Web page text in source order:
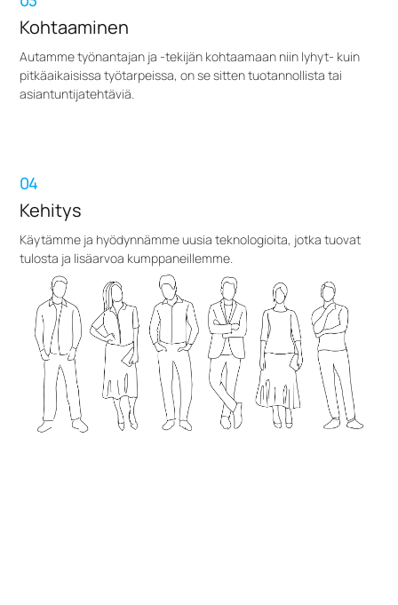
Kohtaaminen
Autamme työnantajan ja -tekijän kohtaamaan niin lyhyt- kuin
pitkäaikaisissa työtarpeissa, on se sitten tuotannollista tai
asiantuntijatehtäviä.
04
Kehitys
Käytämme ja hyödynnämme uusia teknologioita, jotka tuovat
tulosta ja lisäarvoa kumppaneillemme.